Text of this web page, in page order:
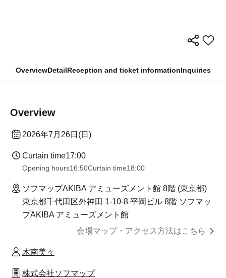
OverviewDetailReception and ticket informationInquiries
Overview
2026年7月26日(日)
Curtain time17:00
Opening hours16:50Curtain time18:00
ソフマップAKIBA アミューズメント館 8階 (東京都)
東京都千代田区外神田 1-10-8 平岡ビル 8階 ソフマッ
プAKIBA アミューズメント館
会場マップ・アクセス方法はこちら
木南美々
株式会社ソフマップ